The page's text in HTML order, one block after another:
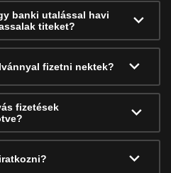
banki utalással havi
titeket?
fizetni nektek?
fizetések